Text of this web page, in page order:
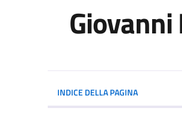
INDICE DELLA PAGINA